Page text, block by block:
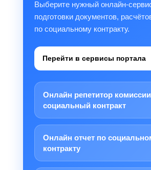
Выберите нужный онлайн-
подготовки документов,
по социальному контракту.
Перейти в сервисы портала
Онлайн репетитор
социальный контракт
Онлайн отчет по
контракту